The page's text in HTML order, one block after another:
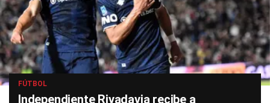
FÚTBOL
Independiente Rivadavia recibe a